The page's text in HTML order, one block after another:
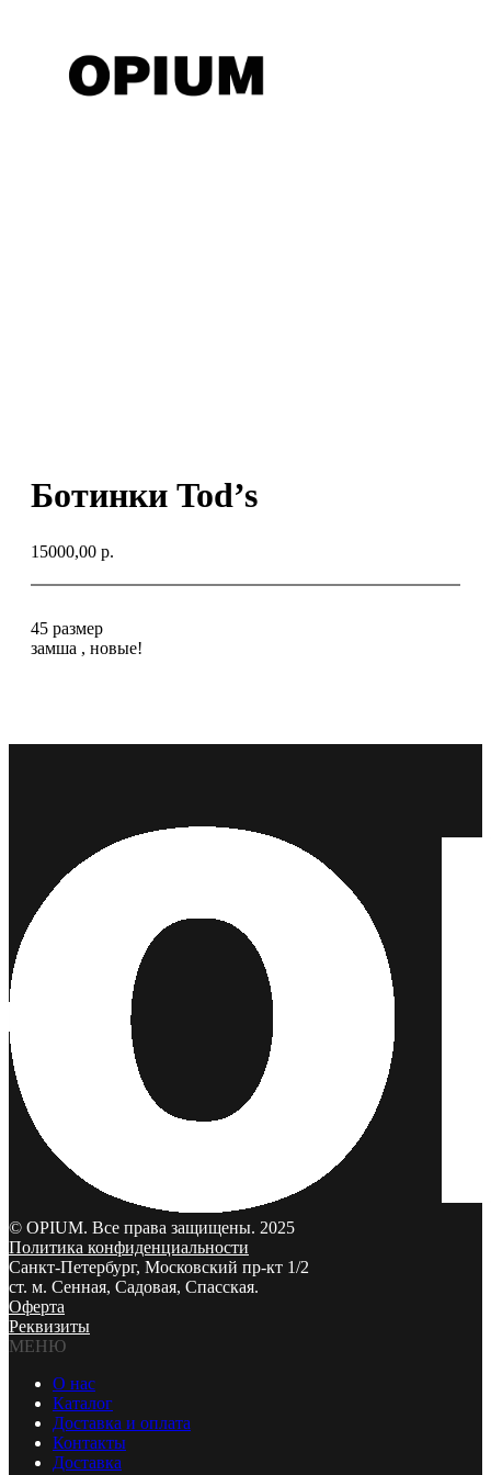
Ботинки Tod’s
15000,00 р.
45 размер
замша , новые!
© OPIUM. Все права защищены. 2025
Политика конфиденциальности
Санкт-Петербург, Московский пр-кт 1/2
ст. м. Сенная, Садовая, Спасская.
Оферта
Реквизиты
МЕНЮ
О нас
Каталог
Доставка и оплата
Контакты
Доставка